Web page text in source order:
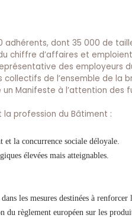
adhérents, dont 35 000 de
chiffre d’affaires et
des employeurs
de l’ensemble de la
un Manifeste à l’attention
profession du Bâtiment :
et la concurrence sociale déloyale.
élevées mais atteignables.
les mesures destinées à
règlement européen sur les